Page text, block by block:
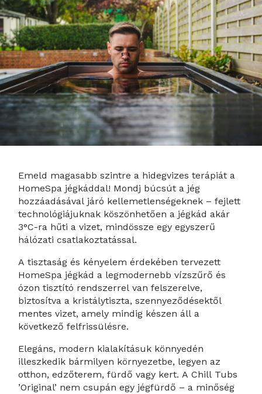
NYEREMÉNYJÁTÉK / REGISZTRÁCIÓ
Emeld magasabb szintre a hidegvizes terápiát a
HomeSpa jégkáddal! Mondj búcsút a jég
hozzáadásával járó kellemetlenségeknek – fejlett
technológiájuknak köszönhetően a jégkád akár
3°C-ra hűti a vizet, mindössze egy egyszerű
hálózati csatlakoztatással.
A tisztaság és kényelem érdekében tervezett
HomeSpa jégkád a legmodernebb vízszűrő és
ózon tisztító rendszerrel van felszerelve,
biztosítva a kristálytiszta, szennyeződésektől
mentes vizet, amely mindig készen áll a
következő felfrissülésre.
Elegáns, modern kialakításuk könnyedén
illeszkedik bármilyen környezetbe, legyen az
otthon, edzőterem, fürdő vagy kert. A Chill Tubs
’Original’ nem csupán egy jégfürdő – a minőség